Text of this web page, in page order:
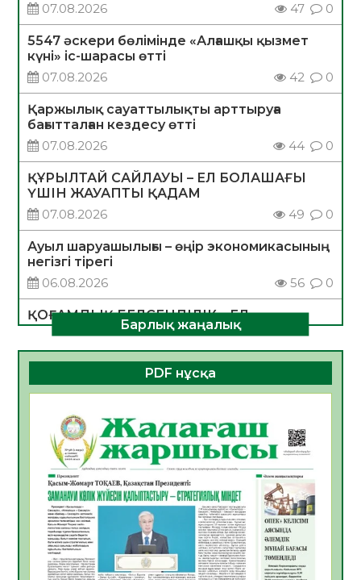
07.08.2026
47 0
5547 әскери бөлімінде «Алғашқы қызмет
күні» іс-шарасы өтті
07.08.2026
42 0
Қаржылық сауаттылықты арттыруға
бағытталған кездесу өтті
07.08.2026
44 0
ҚҰРЫЛТАЙ САЙЛАУЫ – ЕЛ БОЛАШАҒЫ
ҮШІН ЖАУАПТЫ ҚАДАМ
07.08.2026
49 0
Ауыл шаруашылығы – өңір экономикасының
негізгі тірегі
06.08.2026
56 0
ҚОҒАМДЫҚ БЕЛСЕНДІЛІК – ЕЛ
ДАМУЫНЫҢ НЕГІЗІ
06.08.2026
54 0
ҚҰРЫЛТАЙ САЙЛАУЫ – БОЛАШАҚҚА
БАСТАР ЖАУАПТЫ ТАҢДАУ
06.08.2026
Инфекциялық ауруларға қарсы иммундау
жұмыстарының тиімділігі
06.08.2026
58
Көкжөтел ауруы туралы
06.08.2026
56
АПВ вакцинасы туралы мәлімет
Барлық жаңалық
PDF нұсқа